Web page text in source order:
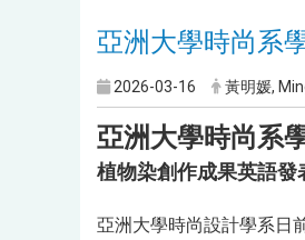
亞洲大學時尚系
2026-03-16 黃明媛,
亞洲大學時尚系
植物染創作成果英語
亞洲大學時尚設計學系日